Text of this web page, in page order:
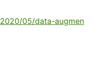
05/data-augmen